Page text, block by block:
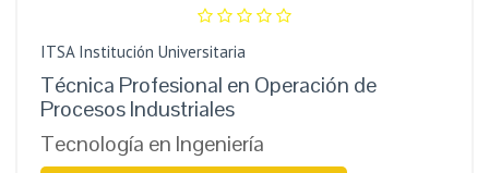
ITSA Institución Universitaria
Técnica Profesional en Operación de
Procesos Industriales
Tecnología en Ingeniería